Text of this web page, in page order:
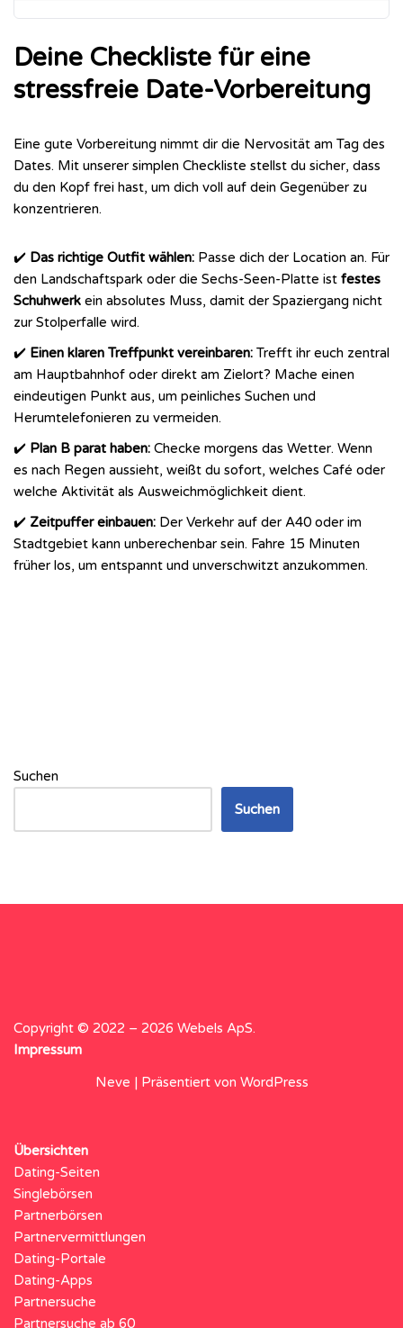
Deine Checkliste für eine
stressfreie Date-Vorbereitung
Eine gute Vorbereitung nimmt dir die Nervosität am Tag des
Dates. Mit unserer simplen Checkliste stellst du sicher, dass
du den Kopf frei hast, um dich voll auf dein Gegenüber zu
konzentrieren.
✔️ Das richtige Outfit wählen: Passe dich der Location an. Für
den Landschaftspark oder die Sechs-Seen-Platte ist festes
Schuhwerk ein absolutes Muss, damit der Spaziergang nicht
zur Stolperfalle wird.
✔️ Einen klaren Treffpunkt vereinbaren: Trefft ihr euch zentral
am Hauptbahnhof oder direkt am Zielort? Mache einen
eindeutigen Punkt aus, um peinliches Suchen und
Herumtelefonieren zu vermeiden.
✔️ Plan B parat haben: Checke morgens das Wetter. Wenn
es nach Regen aussieht, weißt du sofort, welches Café oder
welche Aktivität als Ausweichmöglichkeit dient.
✔️ Zeitpuffer einbauen: Der Verkehr auf der A40 oder im
Stadtgebiet kann unberechenbar sein. Fahre 15 Minuten
früher los, um entspannt und unverschwitzt anzukommen.
Suchen
Suchen
Copyright © 2022 – 2026 Webels ApS.
Impressum
Neve | Präsentiert von WordPress
Übersichten
Dating-Seiten
Singlebörsen
Partnerbörsen
Partnervermittlungen
Dating-Portale
Dating-Apps
Partnersuche
Partnersuche ab 60